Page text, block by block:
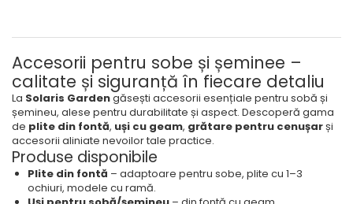
Accesorii pentru sobe și șeminee –
calitate și siguranță în fiecare detaliu
La Solaris Gardengăsești accesorii esențiale pentru sobă și
șemineu, alese pentru durabilitate și aspect. Descoperă gama
de plite din fontă, uși cu geam, grătare pentru cenușarși
accesorii aliniate nevoilor tale practice.
Produse disponibile
Plite din fontă – adaptoare pentru sobe, plite cu 1–3
ochiuri, modele cu ramă.